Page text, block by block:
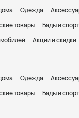
Одежда
товары
Бады и
Акции и скидки
Одежда
товары
Бады и